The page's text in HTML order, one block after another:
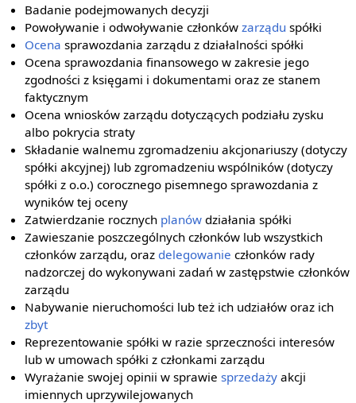
Badanie podejmowanych decyzji
Powoływanie i odwoływanie członkówzarządu spółki
Ocena sprawozdania zarządu z działalności spółki
Ocena sprawozdania finansowego w zakresie jego
zgodności z księgami i dokumentami oraz ze stanem
faktycznym
Ocena wniosków zarządu dotyczących podziału zysku
albo pokrycia straty
Składanie walnemu zgromadzeniu akcjonariuszy (dotyczy
spółki akcyjnej) lub zgromadzeniu wspólników (dotyczy
spółki z o.o.) corocznego pisemnego sprawozdania z
wyników tej oceny
Zatwierdzanie rocznych planów działania spółki
Zawieszanie poszczególnych członków lub wszystkich
członków zarządu, oraz delegowanie członków rady
nadzorczej do wykonywani zadań w zastępstwie członków
zarządu
Nabywanie nieruchomości lub też ich udziałów oraz ich
zbyt
Reprezentowanie spółki w razie sprzeczności interesów
lub w umowach spółki z członkami zarządu
Wyrażanie swojej opinii w sprawiesprzedaży akcji
imiennych uprzywilejowanych